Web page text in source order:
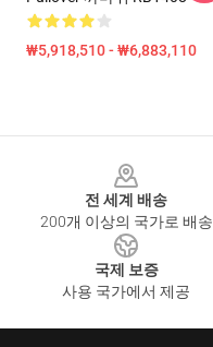
₩5,918,510 - ₩6,883,110
전 세계 배송
200개 이상의 국가로 배송
국제 보증
사용 국가에서 제공